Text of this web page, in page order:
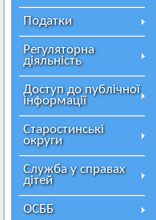
Податки
Регуляторна
діяльність
Доступ до публічної
інформації
Старостинські
округи
Служба у справах
дітей
ОСББ